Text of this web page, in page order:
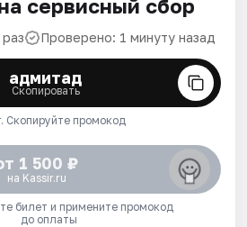
сервисный сбор
Проверено: 1 минуту назад
адмитад
Скопировать
Скопируйте промокод
1 500 ₽
на Kassir.ru
билет и примените промокод
до оплаты